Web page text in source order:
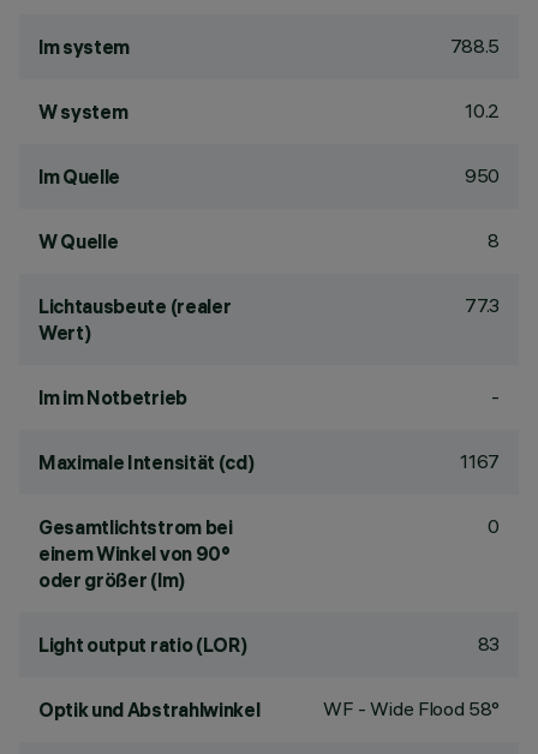
lm system 788.5
W system 10.2
lm Quelle 950
W Quelle 8
Lichtausbeute (realer
Wert)
77.3
lm im Notbetrieb -
Maximale Intensität (cd) 1167
Gesamtlichtstrom bei
einem Winkel von 90°
oder größer (lm)
0
Light output ratio (LOR) 83
Optik und Abstrahlwinkel WF - Wide Flood 58°